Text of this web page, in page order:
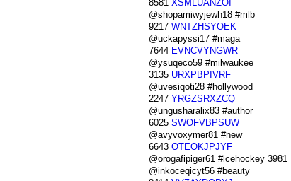
8581 XSMLUANZOI
@shopamiwyjewh18 #mlb
9217 WNTZHSYOEK
@uckapyssi17 #maga
7644 EVNCVYNGWR
@ysuqeco59 #milwaukee
3135 URXPBPIVRF
@uvesiqoti28 #hollywood
2247 YRGZSRXZCQ
@ungusharalix83 #author
6025 SWOFVBPSUW
@avyvoxymer81 #new
6643 OTEOKJPJYF
@orogafipiger61 #icehockey 3981
@inkoceqicyt56 #beauty